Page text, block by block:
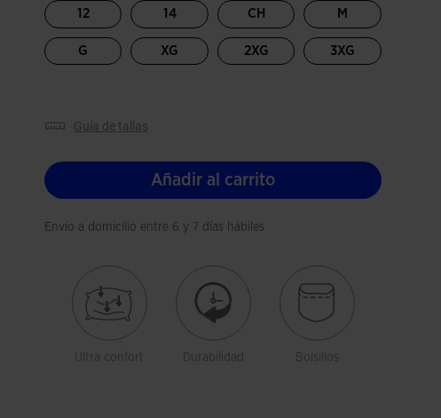
12 14 CH M
G XG 2XG 3XG
guía de tallas
Añadir al carrito
Envío a domicilio entre 6 y 7 días hábiles
Ultra confort Durabilidad Bolsillos